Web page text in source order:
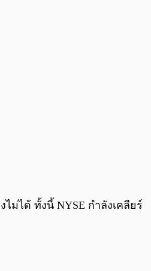
ม่ได้ ทั้งนี้ NYSE กำลังเคลียร์